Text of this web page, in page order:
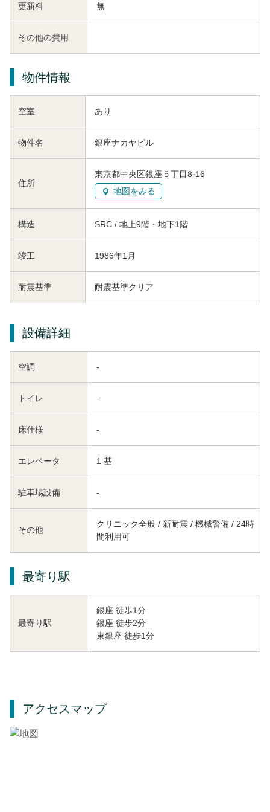
更新料 無
その他の費用
物件情報
空室 あり
物件名 銀座ナカヤビル
住所
東京都中央区銀座５丁目8-16
地図をみる
構造 SRC / 地上9階・地下1階
竣工 1986年1月
耐震基準 耐震基準クリア
設備詳細
空調 -
トイレ -
床仕様 -
エレベータ 1 基
駐車場設備 -
その他
クリニック全般 / 新耐震 / 機械警備 / 24時
間利用可
最寄り駅
最寄り駅
銀座 徒歩1分
銀座 徒歩2分
東銀座 徒歩1分
アクセスマップ